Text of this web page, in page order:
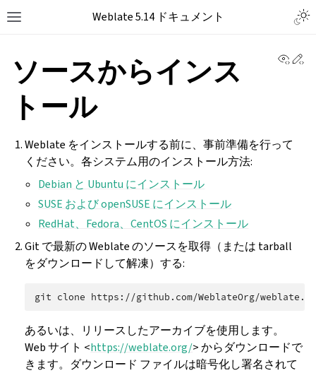
Weblate 5.14 ドキュメント
ソースからインス
トール
Weblate をインストールする前に、事前準備を行って
ください。各システム用のインストール方法:
Debian と Ubuntu にインストール
SUSE および openSUSE にインストール
RedHat、Fedora、CentOS にインストール
Git で最新の Weblate のソースを取得（または tarball
をダウンロードして解凍）する:
git clone https://github.com/WeblateOrg/
あるいは、リリースしたアーカイブを使用します。
Web サイト <https://weblate.org/> からダウンロードで
きます。ダウンロード ファイルは暗号化し署名されて